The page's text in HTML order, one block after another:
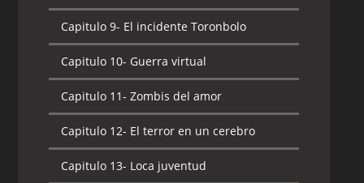
Capitulo 9- El incidente Toronbolo
Capitulo 10- Guerra virtual
Capitulo 11- Zombis del amor
Capitulo 12- El terror en un cerebro
Capitulo 13- Loca juventud